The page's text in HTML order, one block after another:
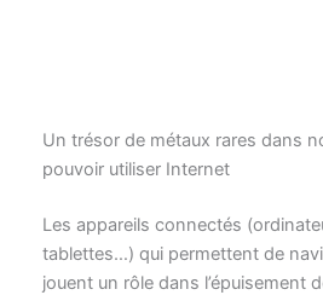
Un trésor de métaux rares dans
pouvoir utiliser Internet
Les appareils connectés
tablettes…) qui permettent de
jouent un rôle dans l’épuisement